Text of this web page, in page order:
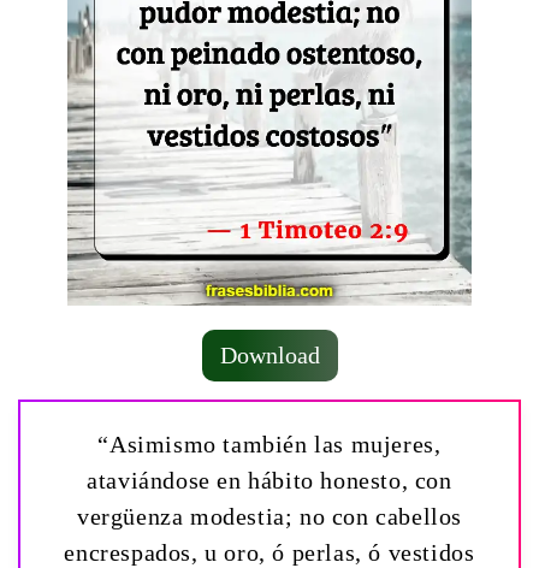
Download
“Asimismo también las mujeres,
ataviándose en hábito honesto, con
vergüenza modestia; no con cabellos
encrespados, u oro, ó perlas, ó vestidos